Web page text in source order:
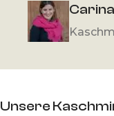
Unsere